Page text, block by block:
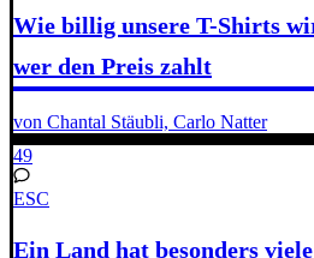
Wie billig unsere T-Shirts
wer den Preis zahlt
von Chantal Stäubli, Carlo Natter
49
ESC
Ein Land hat besonders